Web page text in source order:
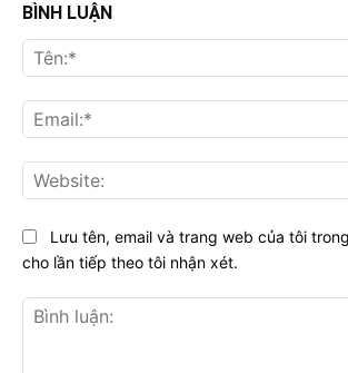
BÌNH LUẬN
Lưu tên, email và trang web của tôi
cho lần tiếp theo tôi nhận xét.